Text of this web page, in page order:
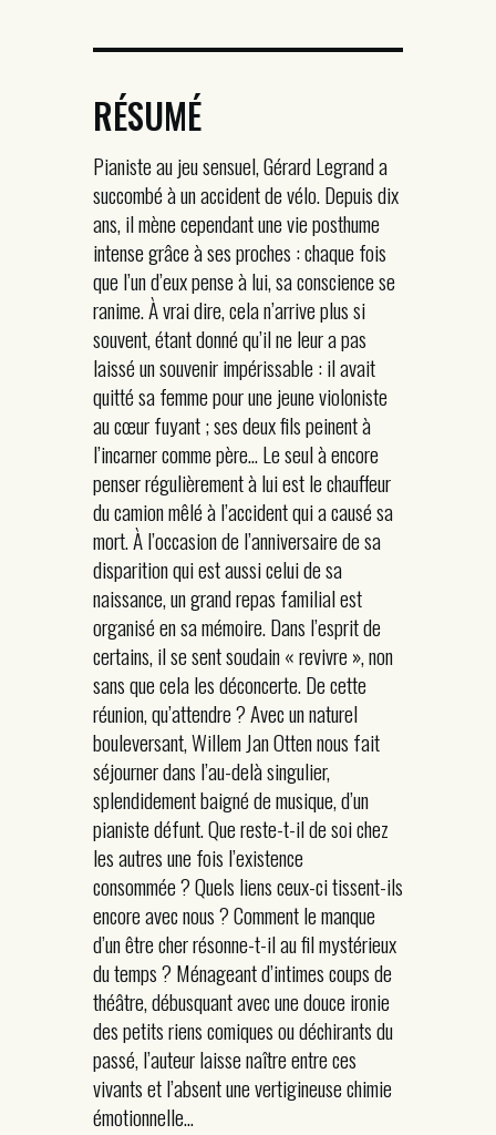
RÉSUMÉ
Pianiste au jeu sensuel, Gérard Legrand a
succombé à un accident de vélo. Depuis dix
ans, il mène cependant une vie posthume
intense grâce à ses proches : chaque fois
que l’un d’eux pense à lui, sa conscience se
ranime. À vrai dire, cela n’arrive plus si
souvent, étant donné qu’il ne leur a pas
laissé un souvenir impérissable : il avait
quitté sa femme pour une jeune violoniste
au cœur fuyant ; ses deux fils peinent à
l’incarner comme père… Le seul à encore
penser régulièrement à lui est le chauffeur
du camion mêlé à l’accident qui a causé sa
mort. À l’occasion de l’anniversaire de sa
disparition qui est aussi celui de sa
naissance, un grand repas familial est
organisé en sa mémoire. Dans l’esprit de
certains, il se sent soudain « revivre », non
sans que cela les déconcerte. De cette
réunion, qu’attendre ? Avec un naturel
bouleversant, Willem Jan Otten nous fait
séjourner dans l’au-delà singulier,
splendidement baigné de musique, d’un
pianiste défunt. Que reste-t-il de soi chez
les autres une fois l’existence
consommée ? Quels liens ceux-ci tissent-ils
encore avec nous ? Comment le manque
d’un être cher résonne-t-il au fil mystérieux
du temps ? Ménageant d’intimes coups de
théâtre, débusquant avec une douce ironie
des petits riens comiques ou déchirants du
passé, l’auteur laisse naître entre ces
vivants et l’absent une vertigineuse chimie
émotionnelle…